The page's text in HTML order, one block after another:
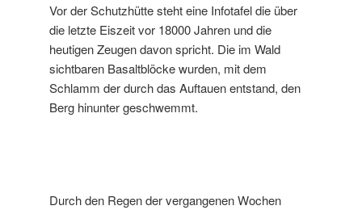
Vor der Schutzhütte steht eine Infotafel die über
die letzte Eiszeit vor 18000 Jahren und die
heutigen Zeugen davon spricht. Die im Wald
sichtbaren Basaltblöcke wurden, mit dem
Schlamm der durch das Auftauen entstand, den
Berg hinunter geschwemmt.
Durch den Regen der vergangenen Wochen